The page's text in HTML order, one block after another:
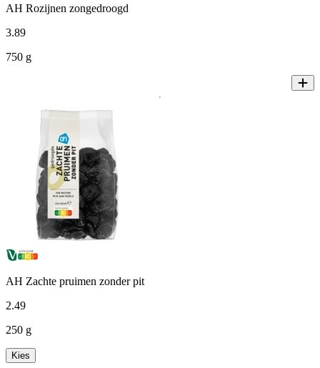
AH Rozijnen zongedroogd
3.89
750 g
AH Zachte pruimen zonder pit
2.49
250 g
Kies